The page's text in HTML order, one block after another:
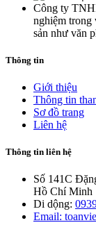
Công ty
nghiệm trong
sản như văn
Thông tin
Giới thiệu
Thông tin
Sơ đồ trang
Liên hệ
Thông tin liên hệ
Số 141C
Hồ Chí Minh
Di dộng:
Email: